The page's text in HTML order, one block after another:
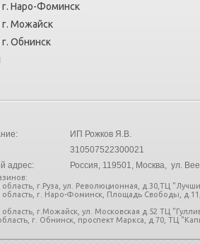
г. Наро-Фоминск
Можайск
Обнинск
ИП Рожков Я.В.
310507522300021
адрес:
Россия, 119501, Москва, ул.
область, г.Руза, ул. Революционная, д.30,ТЦ
область, г. Наро-Фоминск, Площадь Свободы,
область, г.Можайск, ул. Московская д.52 ТЦ
г. Обнинск, проспект Маркса, д.70, ТЦ